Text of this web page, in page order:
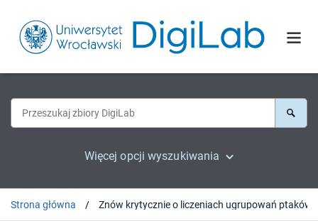
Więcej opcji wyszukiwania
Strona główna